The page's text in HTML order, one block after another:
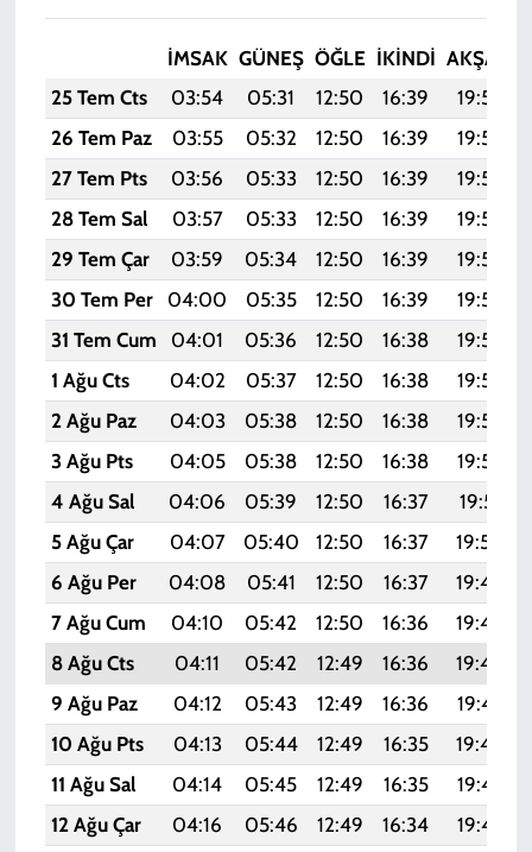
İMSAK GÜNEŞ ÖĞLE İKINDI AKŞAM
25 Tem Cts
03:54 05:31 12:50 16:39 19:59
26 Tem Paz
03:55 05:32 12:50 16:39 19:59
27 Tem Pts
03:56 05:33 12:50 16:39 19:58
28 Tem Sal
03:57 05:33 12:50 16:39 19:57
29 Tem Çar
03:59 05:34 12:50 16:39 19:56
30 Tem Per
04:00 05:35 12:50 16:39 19:55
31 Tem Cum
04:01 05:36 12:50 16:38 19:54
1 Ağu Cts
04:02 05:37 12:50 16:38 19:54
2 Ağu Paz
04:03 05:38 12:50 16:38 19:53
3 Ağu Pts
04:05 05:38 12:50 16:38 19:52
4 Ağu Sal
04:06 05:39 12:50 16:37 19:51
5 Ağu Çar
04:07 05:40 12:50 16:37 19:50
6 Ağu Per
04:08 05:41 12:50 16:37 19:49
7 Ağu Cum
04:10 05:42 12:50 16:36 19:48
8 Ağu Cts
04:11 05:42 12:49 16:36 19:46
9 Ağu Paz
04:12 05:43 12:49 16:36 19:45
10 Ağu Pts
04:13 05:44 12:49 16:35 19:44
11 Ağu Sal
04:14 05:45 12:49 16:35 19:43
12 Ağu Çar
04:16 05:46 12:49 16:34 19:42